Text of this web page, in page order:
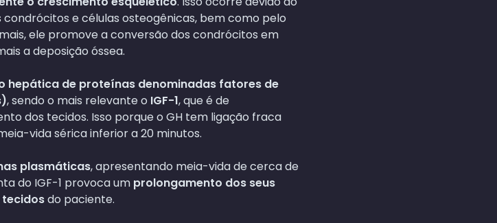
e células osteogênicas, bem como pelo
ele promove a conversão dos condrócitos em
a deposição óssea.
hepática de proteínas denominadas fatores de
, sendo o mais relevante o IGF-1, que é de
dos tecidos. Isso porque o GH tem ligação fraca
vida sérica inferior a 20 minutos.
plasmáticas, apresentando meia-vida de cerca de
do IGF-1 provoca um prolongamento dos seus
do paciente.